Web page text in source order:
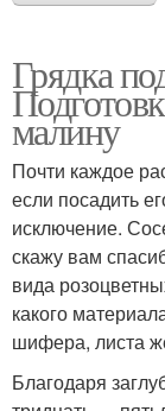
Грядка
малину
Почти каждое
если посадить
исключение.
скажу вам
вида
какого
шифера, листа
Благодаря